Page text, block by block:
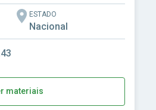
ESTADO
Nacional
materiais